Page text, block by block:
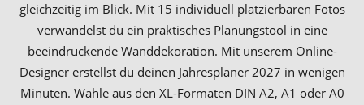
gleichzeitig im Blick. Mit 15 individuell platzierbaren Fotos
verwandelst du ein praktisches Planungstool in eine
beeindruckende Wanddekoration. Mit unserem Online-
Designer erstellst du deinen Jahresplaner 2027 in wenigen
Minuten. Wähle aus den XL-Formaten DIN A2, A1 oder A0